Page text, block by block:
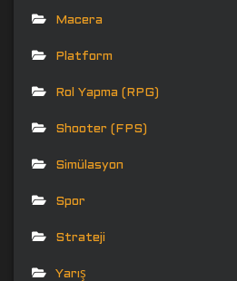
Macera
Platform
Rol Yapma (RPG)
Shooter (FPS)
Simülasyon
Spor
Strateji
Yarış